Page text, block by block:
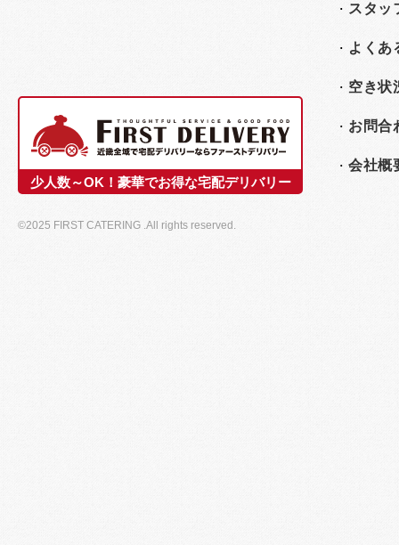
少人数～OK！豪華でお得な宅配デリバリー
©2025 FIRST CATERING .All rights reserved.
スタッ
よくあ
空き状
お問合
会社概